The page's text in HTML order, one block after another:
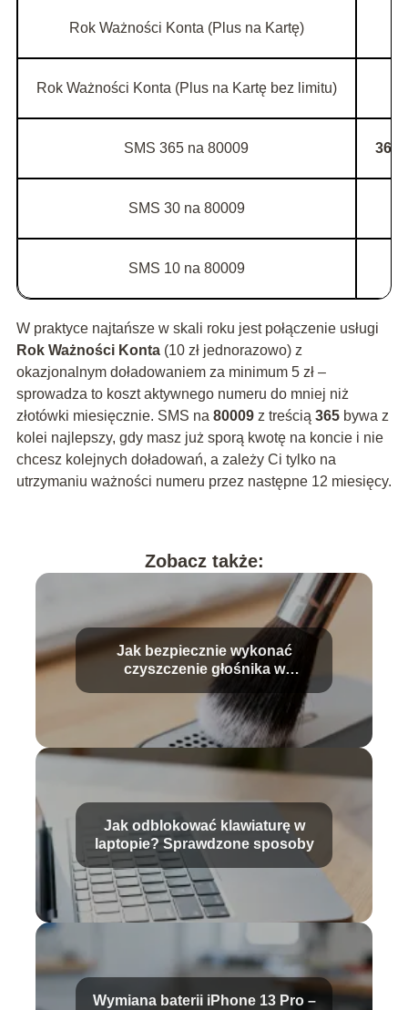
Rok Ważności Konta (Plus na Kartę)
Rok Ważności Konta (Plus na Kartę bez limitu)
SMS 365 na 80009 365
SMS 30 na 80009
SMS 10 na 80009
W praktyce najtańsze w skali roku jest połączenie usługi
Rok Ważności Konta(10 zł jednorazowo) z
okazjonalnym doładowaniem za minimum 5 zł –
sprowadza to koszt aktywnego numeru do mniej niż
złotówki miesięcznie. SMS na 80009z treścią 365bywa z
kolei najlepszy, gdy masz już sporą kwotę na koncie i nie
chcesz kolejnych doładowań, a zależy Ci tylko na
utrzymaniu ważności numeru przez następne 12 miesięcy.
Zobacz także:
Jak bezpiecznie wykonać
czyszczenie głośnika w
telefonie?
Jak odblokować klawiaturę w
laptopie? Sprawdzone sposoby
Wymiana baterii iPhone 13 Pro –